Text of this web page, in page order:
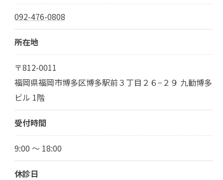
092-476-0808
所在地
〒812-0011
福岡県福岡市博多区博多駅前３丁目２６−２９ 九勧博多
ビル 1階
受付時間
9:00 ～ 18:00
休診日